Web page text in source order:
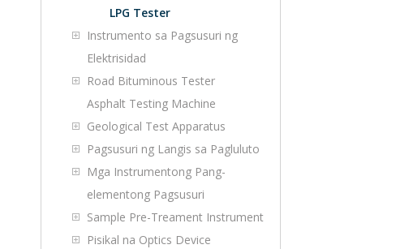
LPG Tester
Instrumento sa Pagsusuri ng
Elektrisidad
Road Bituminous Tester
Asphalt Testing Machine
Geological Test Apparatus
Pagsusuri ng Langis sa Pagluluto
Mga Instrumentong Pang-
elementong Pagsusuri
Sample Pre-Treament Instrument
Pisikal na Optics Device